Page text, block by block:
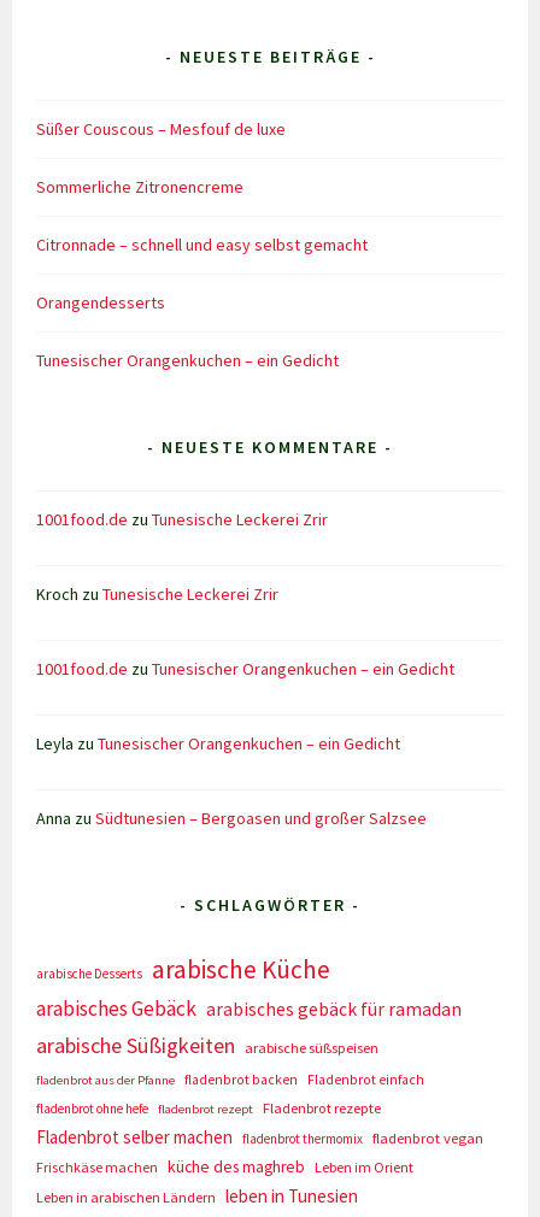
- NEUESTE BEITRÄGE -
Süßer Couscous – Mesfouf de luxe
Sommerliche Zitronencreme
Citronnade – schnell und easy selbst gemacht
Orangendesserts
Tunesischer Orangenkuchen – ein Gedicht
- NEUESTE KOMMENTARE -
1001food.de zuTunesische Leckerei Zrir
Kroch zuTunesische Leckerei Zrir
1001food.de zuTunesischer Orangenkuchen – ein Gedicht
Leyla zuTunesischer Orangenkuchen – ein Gedicht
Anna zuSüdtunesien – Bergoasen und großer Salzsee
- SCHLAGWÖRTER -
arabische Desserts arabische Küche
arabisches Gebäck arabisches gebäck für ramadan
arabische Süßigkeiten arabische süßspeisen
fladenbrot aus der Pfanne fladenbrot backen
Fladenbrot einfach
fladenbrot ohne hefe
fladenbrot rezept Fladenbrot rezepte
Fladenbrot selber machen fladenbrot thermomix fladenbrot vegan
Frischkäse machen
küche des maghreb
Leben im Orient
Leben in arabischen Ländern
leben in Tunesien